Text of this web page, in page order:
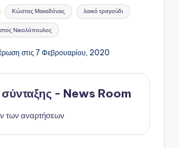
Κώστας Μακεδόνας λαικό τραγούδι
Νικολόπουλος
στις 7 Φεβρουαρίου, 2020
- News Room
των αναρτήσεων